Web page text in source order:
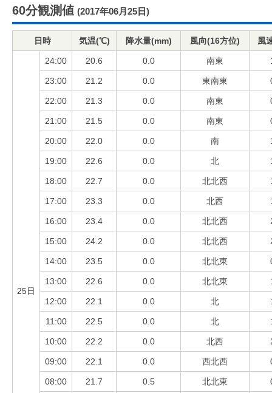
60分観測値 (2017年06月25日)
日時 気温(℃) 降水量(mm) 風向(16方位) 風
25日
24:00 20.6 0.0 南東
23:00 21.2 0.0 東南東
22:00 21.3 0.0 南東
21:00 21.5 0.0 南東
20:00 22.0 0.0 南
19:00 22.6 0.0 北
18:00 22.7 0.0 北北西
17:00 23.3 0.0 北西
16:00 23.4 0.0 北北西
15:00 24.2 0.0 北北西
14:00 23.5 0.0 北北東
13:00 22.6 0.0 北北東
12:00 22.1 0.0 北
11:00 22.5 0.0 北
10:00 22.2 0.0 北西
09:00 22.1 0.0 西北西
08:00 21.7 0.5 北北東